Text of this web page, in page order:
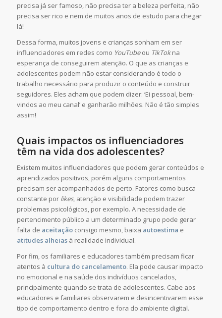
precisa já ser famoso, não precisa ter a beleza perfeita, não
precisa ser rico e nem de muitos anos de estudo para chegar
lá!
Dessa forma, muitos jovens e crianças sonham em ser
influenciadores em redes como YouTubeou TikTokna
esperança de conseguirem atenção. O que as crianças e
adolescentes podem não estar considerando é todo o
trabalho necessário para produzir o conteúdo e construir
seguidores. Eles acham que podem dizer: ‘Ei pessoal, bem-
vindos ao meu canal’ e ganharão milhões. Não é tão simples
assim!
Quais impactos os influenciadores
têm na vida dos adolescentes?
Existem muitos influenciadores que podem gerar conteúdos e
aprendizados positivos, porém alguns comportamentos
precisam ser acompanhados de perto. Fatores como busca
constante por likes, atenção e visibilidade podem trazer
problemas psicológicos, por exemplo. A necessidade de
pertencimento público a um determinado grupo pode gerar
falta de aceitaçãoconsigo mesmo, baixa autoestima e
atitudes alheiasà realidade individual.
Por fim, os familiares e educadores também precisam ficar
atentos à cultura do cancelamento. Ela pode causar impacto
no emocional e na saúde dos indivíduos cancelados,
principalmente quando se trata de adolescentes. Cabe aos
educadores e familiares observarem e desincentivarem esse
tipo de comportamento dentro e fora do ambiente digital.